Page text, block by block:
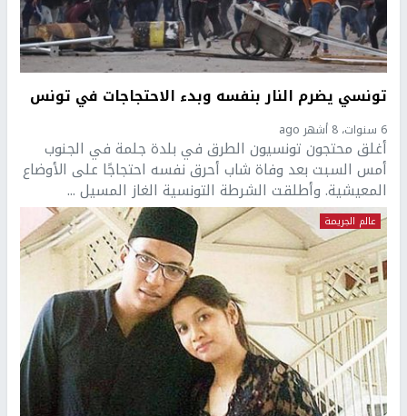
تونسي يضرم النار بنفسه وبدء الاحتجاجات في تونس
6 سنوات، 8 أشهر ago
أغلق محتجون تونسيون الطرق في بلدة جلمة في الجنوب
أمس السبت بعد وفاة شاب أحرق نفسه احتجاجًا على الأوضاع
المعيشية. وأطلقت الشرطة التونسية الغاز المسيل ...
عالم الجريمة